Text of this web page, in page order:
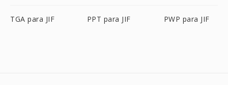
TGA para JIF PPT para JIF PWP para JIF